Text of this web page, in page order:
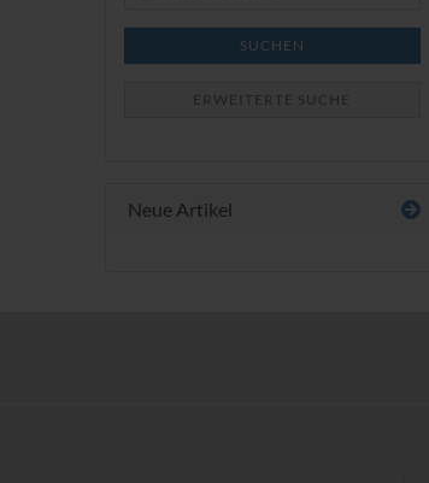
SUCHEN
ERWEITERTE SUCHE
Neue Artikel